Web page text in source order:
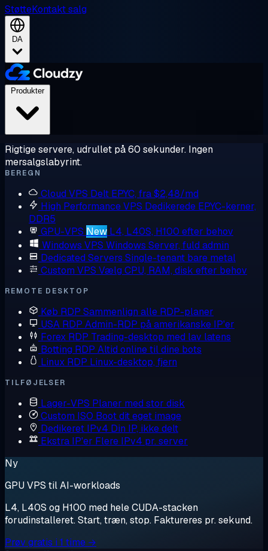
StøtteKontakt salg
DA
Produkter
Rigtige servere, udrullet på 60 sekunder. Ingen
mersalgslabyrint.
BEREGN
Cloud VPS Delt EPYC, fra $2,48/md
High Performance VPS Dedikerede EPYC-kerner,
DDR5
GPU-VPS New L4, L40S, H100 efter behov
Windows VPS Windows Server, fuld admin
Dedicated Servers Single-tenant bare metal
Custom VPS Vælg CPU, RAM, disk efter behov
REMOTE DESKTOP
Køb RDP Sammenlign alle RDP-planer
USA RDP Admin-RDP på amerikanske IP'er
Forex RDP Trading-desktop med lav latens
Botting RDP Altid online til dine bots
Linux RDP Linux-desktop, fjern
TILFØJELSER
Lager-VPS Planer med stor disk
Custom ISO Boot dit eget image
Dedikeret IPv4 Din IP, ikke delt
Ekstra IP'er Flere IPv4 pr. server
Ny
GPU VPS til AI-workloads
L4, L40S og H100 med hele CUDA-stacken
forudinstalleret. Start, træn, stop. Faktureres pr. sekund.
Prøv gratis i 1 time →